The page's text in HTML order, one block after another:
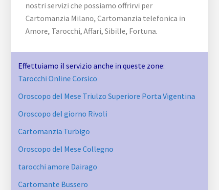
nostri servizi che possiamo offrirvi per
Cartomanzia Milano, Cartomanzia telefonica in
Amore, Tarocchi, Affari, Sibille, Fortuna.
Effettuiamo il servizio anche in queste zone:
Tarocchi Online Corsico
Oroscopo del Mese Triulzo Superiore Porta Vigentina
Oroscopo del giorno Rivoli
Cartomanzia Turbigo
Oroscopo del Mese Collegno
tarocchi amore Dairago
Cartomante Bussero